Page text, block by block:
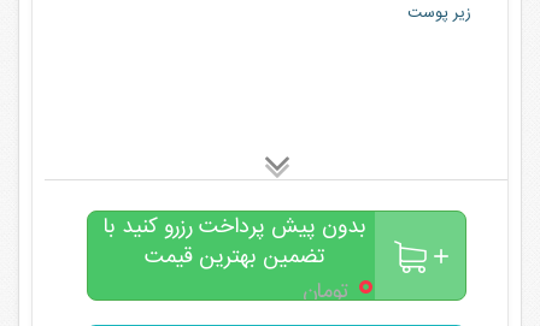
زیر پوست
بدون پیش پرداخت رزرو کنید با
تضمین بهترین قیمت
۰تومان